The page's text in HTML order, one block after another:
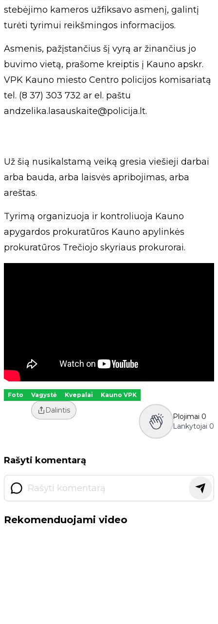
stebėjimo kameros užfiksavo asmenį, galintį
turėti tyrimui reikšmingos informacijos.
Asmenis, pažįstančius šį vyrą ar žinančius jo
buvimo vietą, prašome kreiptis į Kauno apskr.
VPK Kauno miesto Centro policijos komisariatą
tel. (8 37) 303 732 ar el. paštu
andzelika.lasauskaite@policija.lt.
Už šią nusikalstamą veiką gresia viešieji darbai
arba bauda, arba laisvės apribojimas, arba
areštas.
Tyrimą organizuoja ir kontroliuoja Kauno
apygardos prokuratūros Kauno apylinkės
prokuratūros Trečiojo skyriaus prokurorai.
Foto Vagystė Kvepalai Kauno VPK
Dalintis
Plojimai 0
Lankytojai 0
Rašyti komentarą
Rekomenduojami video